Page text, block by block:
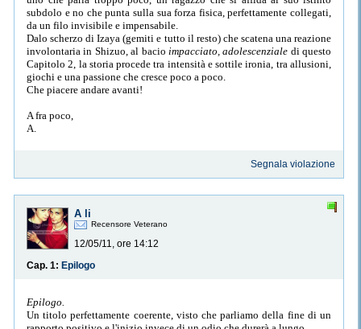
subdolo e no che punta sulla sua forza fisica, perfettamente collegati,
da un filo invisibile e impensabile.
Dalo scherzo di Izaya (gemiti e tutto il resto) che scatena una reazione
involontaria in Shizuo, al bacio impacciato, adolescenziale di questo
Capitolo 2, la storia procede tra intensità e sottile ironia, tra allusioni,
giochi e una passione che cresce poco a poco.
Che piacere andare avanti!
A fra poco,
A.
Segnala violazione
A li
Recensore Veterano
12/05/11, ore 14:12
Cap. 1: Epilogo
Epilogo.
Un titolo perfettamente coerente, visto che parliamo della fine di un